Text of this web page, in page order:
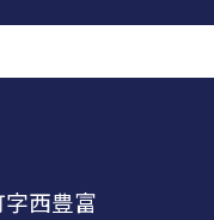
西豊富